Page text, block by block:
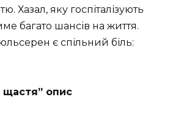
Хазал, яку госпіталізують
багато шансів на життя.
є спільний біль:
щастя” опис